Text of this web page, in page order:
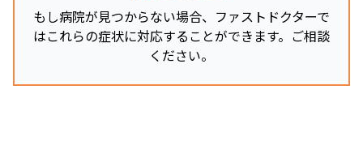
もし病院が見つからない場合、ファストドクターで
はこれらの症状に対応することができます。ご相談
ください。